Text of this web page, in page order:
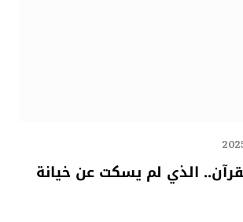
الذي لم يسكت عن خيانة